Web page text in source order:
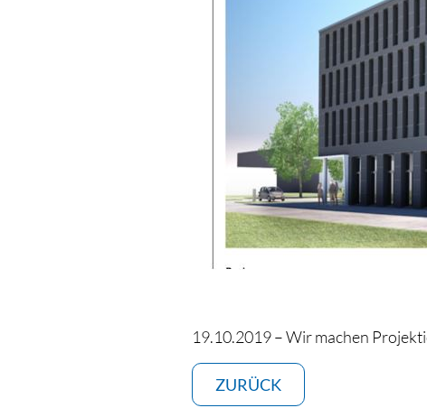
19.10.2019 – Wir machen
ZURÜCK